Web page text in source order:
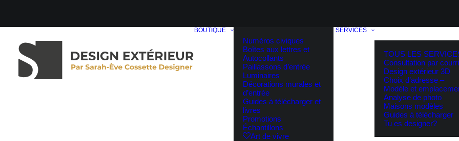
BOUTIQUE
Numéros civiques
Boîtes aux lettres et
Autocollants
Paillassons d’entrée
Luminaires
Décorations murales et
d’entrée
Guides à télécharger et
livres
Promotions
Échantillons
Art de vivre
SERVICES
TOUS LES
Consultation par
Design extérieur 3D
Choix d’adresse –
Modèle et
Analyse de photo
Maisons modèles
Guides à télécharger
Tu es designer?